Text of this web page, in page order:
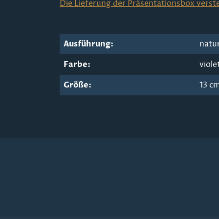
Die Lieferung der Präsentationsbox
Ausführung:
Farbe:
Größe: 13